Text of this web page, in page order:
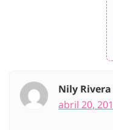
Nily Rivera
abril 20,